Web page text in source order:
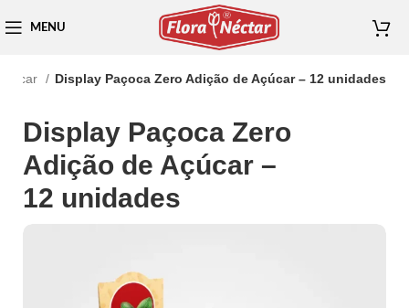
MENU
Display Paçoca Zero Adição de Açúcar – 12 unidades
Display Paçoca Zero
Adição de Açúcar –
12 unidades